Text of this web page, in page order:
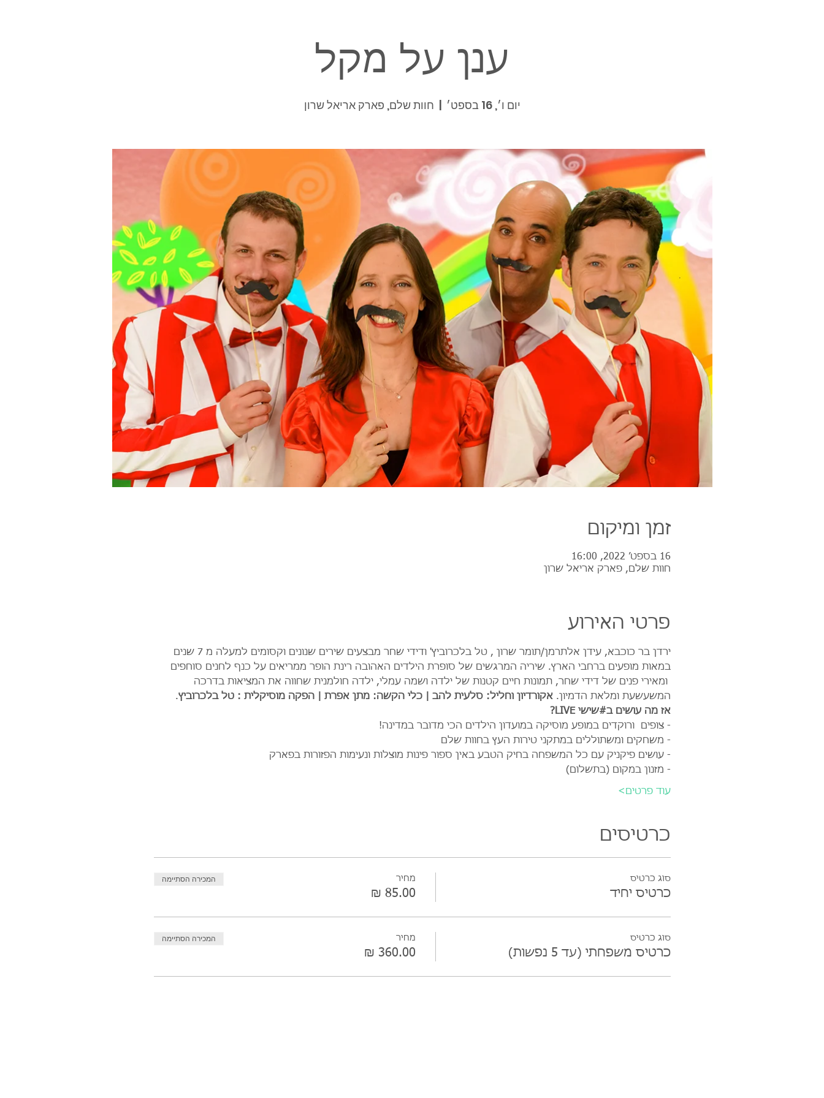
ענן על מקל
יום ו׳, 16 בספט׳
  |
חוות שלם, פארק אריאל שרון
זמן ומיקום
16 בספט׳ 2022, 16:00
חוות שלם, פארק אריאל שרון
פרטי האירוע
ירדן בר כוכבא, עידן אלתרמן/תומר שרון , טל בלכרוביץ' ודידי שחר מבצעים שירים שנונים וקסומים למעלה מ 7 שנים
במאות מופעים ברחבי הארץ. שיריה המרגשים של סופרת הילדים האהובה רינת הופר ממריאים על כנף לחנים סוחפים
ומאירי פנים של דידי שחר, תמונות חיים קטנות של ילדה ושמה עמלי, ילדה חולמנית שחווה את המציאות בדרכה
המשעשעת ומלאת הדמיון. אקורדיון וחליל: סלעית להב | כלי הקשה: מתן אפרת | הפקה מוסיקלית : טל בלכרוביץ.
אז מה עושים ב#שישי LIVE?
- צופים  ורוקדים במופע מוסיקה במועדון הילדים הכי מדובר במדינה!
- משחקים ומשתוללים במתקני טירות העץ בחוות שלם
- עושים פיקניק עם כל המשפחה בחיק הטבע באין ספור פינות מוצלות ונעימות הפזורות בפארק
- מזנון במקום (בתשלום)
עוד פרטים>
כרטיסים
סוג כרטיס
כרטיס יחיד
מחיר המכירה הסתיימה
סוג כרטיס
כרטיס משפחתי (עד 5 נפשות)
מחיר המכירה הסתיימה